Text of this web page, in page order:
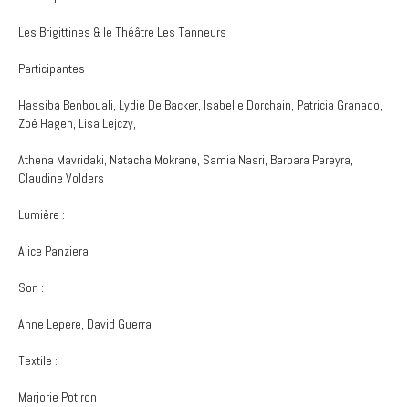
Les Brigittines & le Théâtre Les Tanneurs
Participantes :
Hassiba Benbouali, Lydie De Backer, Isabelle Dorchain, Patricia Granado,
Zoé Hagen, Lisa Lejczy,
Athena Mavridaki, Natacha Mokrane, Samia Nasri, Barbara Pereyra,
Claudine Volders
Lumière :
Alice Panziera
Son :
Anne Lepere, David Guerra
Textile :
Marjorie Potiron